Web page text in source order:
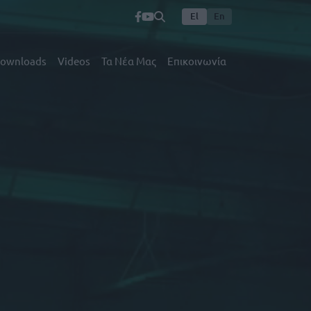
El En
Videos Τα Νέα Μας Επικοινωνία